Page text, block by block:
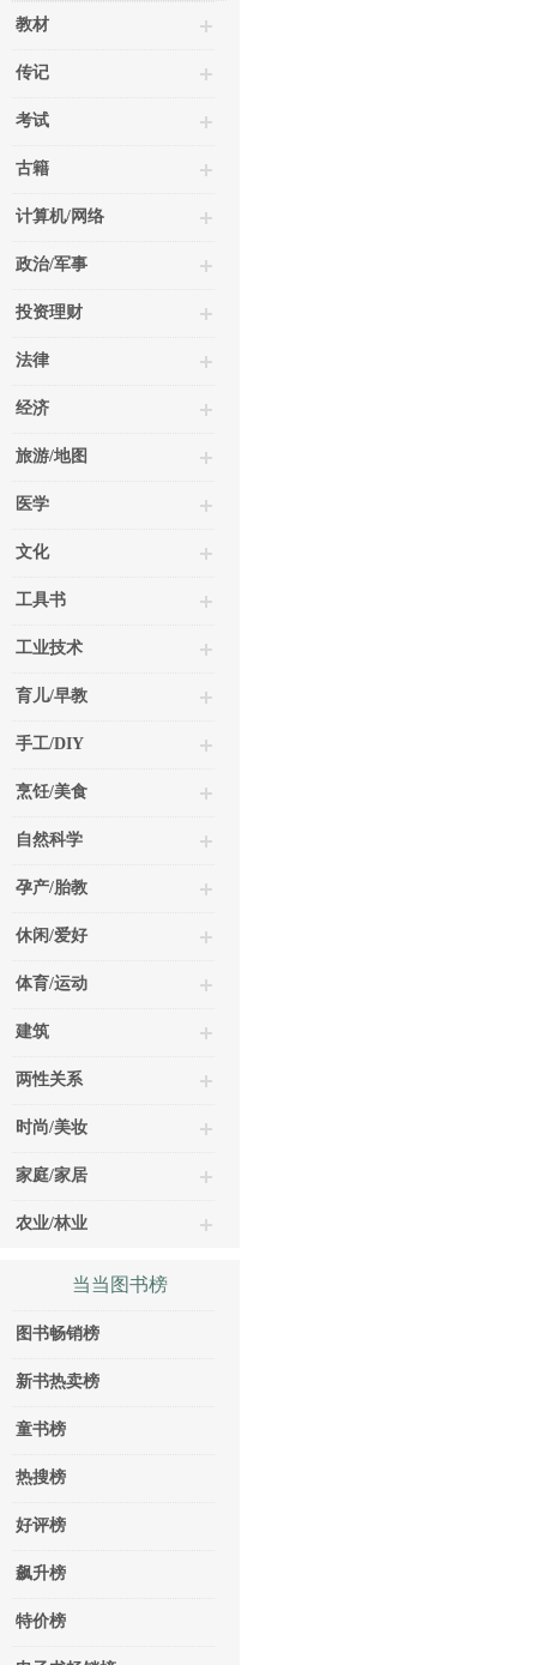
教材
传记
考试
古籍
计算机/网络
政治/军事
投资理财
法律
经济
旅游/地图
医学
文化
工具书
工业技术
育儿/早教
手工/DIY
烹饪/美食
自然科学
孕产/胎教
休闲/爱好
体育/运动
建筑
两性关系
时尚/美妆
家庭/家居
农业/林业
当当图书榜
图书畅销榜
新书热卖榜
童书榜
热搜榜
好评榜
飙升榜
特价榜